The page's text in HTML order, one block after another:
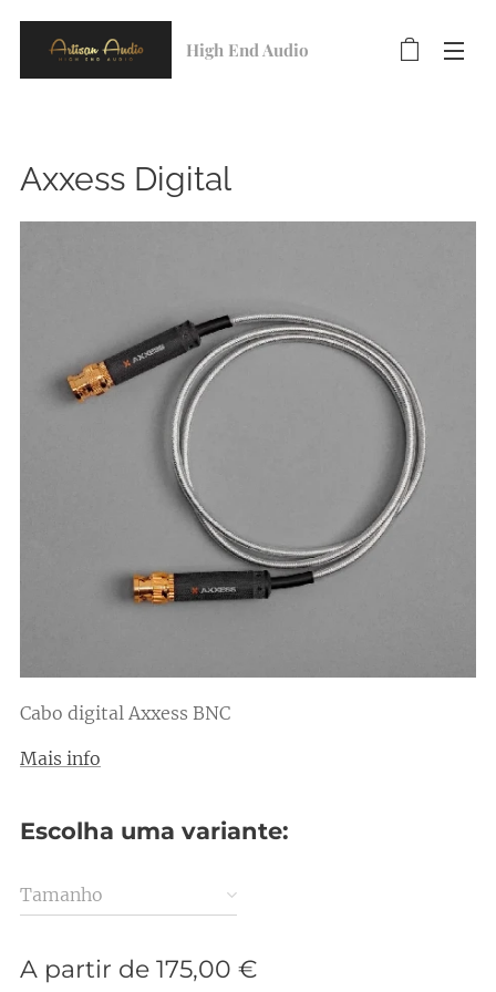
High End Audio
Axxess Digital
Cabo digital Axxess BNC
Mais info
Escolha uma variante:
Tamanho
A partir de 175,00 €